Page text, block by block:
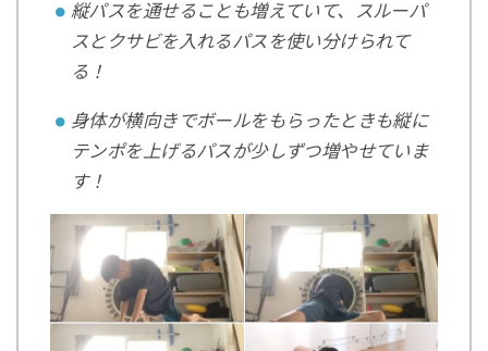
縦パスを通せることも増えていて、スルーパ
スとクサビを入れるパスを使い分けられて
る！
身体が横向きでボールをもらったときも縦に
テンポを上げるパスが少しずつ増やせていま
す！